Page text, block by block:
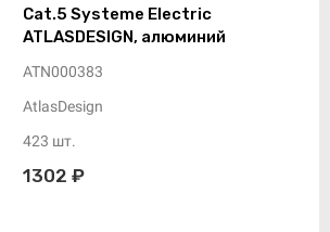
Cat.5 Systeme Electric
ATLASDESIGN, алюминий
ATN000383
AtlasDesign
423 шт.
1302 ₽